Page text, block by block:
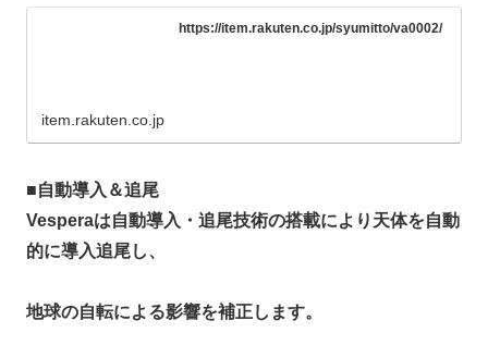
https://item.rakuten.co.jp/syumitto/va0002/
item.rakuten.co.jp
■自動導入＆追尾
Vesperaは自動導入・追尾技術の搭載により天体を自動
的に導入追尾し、
地球の自転による影響を補正します。